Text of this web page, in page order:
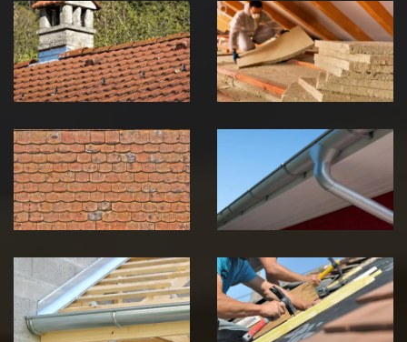
Couvreur
zingueur 39
Jura
Isolation de
toiture 39
Jura
démoussage de
toiture 39
Jura
pose de
gouttière 39
Jura
Pose de
Chéneau 39
Jura
Réparation de
toiture 39
Jura